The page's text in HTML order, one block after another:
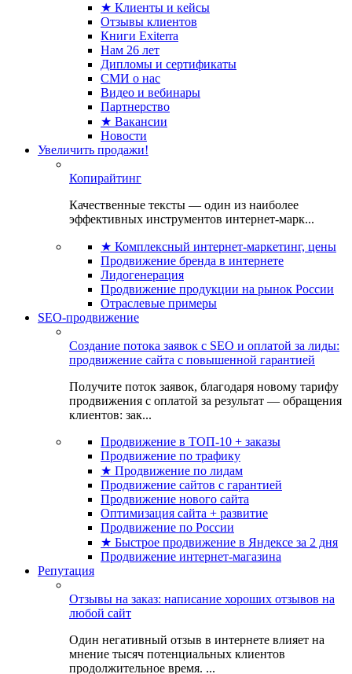
★ Клиенты и кейсы
Отзывы клиентов
Книги Exiterra
Нам 26 лет
Дипломы и сертификаты
СМИ о нас
Видео и вебинары
Партнерство
★ Вакансии
Новости
Увеличить продажи!
Копирайтинг
Качественные тексты — один из наиболее
эффективных инструментов интернет-марк...
★ Комплексный интернет-маркетинг, цены
Продвижение бренда в интернете
Лидогенерация
Продвижение продукции на рынок России
Отраслевые примеры
SEO-продвижение
Создание потока заявок с SEO и оплатой за лиды:
продвижение сайта с повышенной гарантией
Получите поток заявок, благодаря новому тарифу
продвижения с оплатой за результат — обращения
клиентов: зак...
Продвижение в ТОП-10 + заказы
Продвижение по трафику
★ Продвижение по лидам
Продвижение сайтов с гарантией
Продвижение нового сайта
Оптимизация сайта + развитие
Продвижение по России
★ Быстрое продвижение в Яндексе за 2 дня
Продвижение интернет-магазина
Репутация
Отзывы на заказ: написание хороших отзывов на
любой сайт
Один негативный отзыв в интернете влияет на
мнение тысяч потенциальных клиентов
продолжительное время. ...